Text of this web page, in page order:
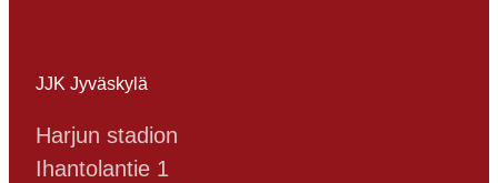
JJK Jyväskylä
Harjun stadion
Ihantolantie 1